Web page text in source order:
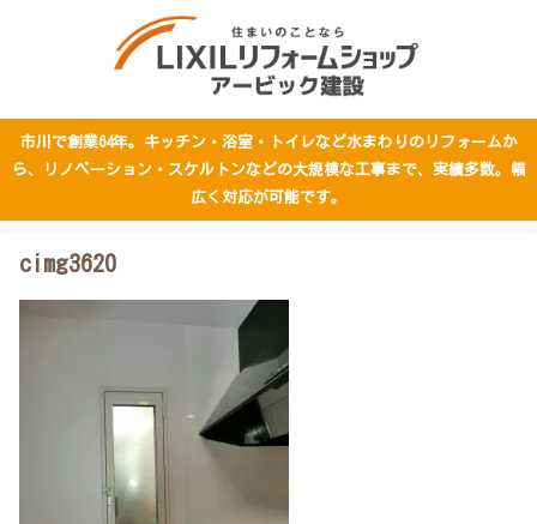
市川で創業64年。キッチン・浴室・トイレなど水まわりのリフォームか
ら、リノベーション・スケルトンなどの大規模な工事まで、実績多数。幅
広く対応が可能です。
cimg3620